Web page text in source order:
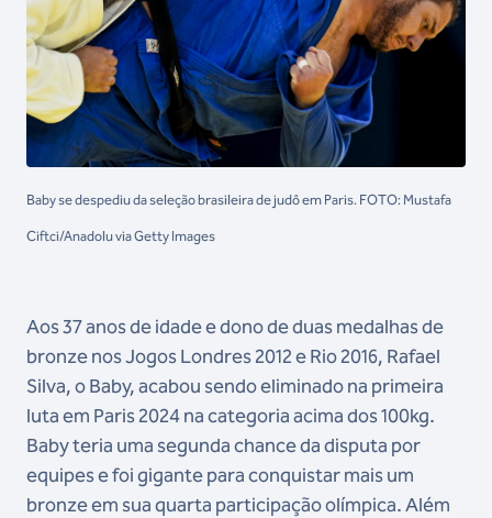
Baby se despediu da seleção brasileira de judô em Paris. FOTO: Mustafa
Ciftci/Anadolu via Getty Images
Aos 37 anos de idade e dono de duas medalhas de
bronze nos Jogos Londres 2012 e Rio 2016, Rafael
Silva, o Baby, acabou sendo eliminado na primeira
luta em Paris 2024 na categoria acima dos 100kg.
Baby teria uma segunda chance da disputa por
equipes e foi gigante para conquistar mais um
bronze em sua quarta participação olímpica. Além